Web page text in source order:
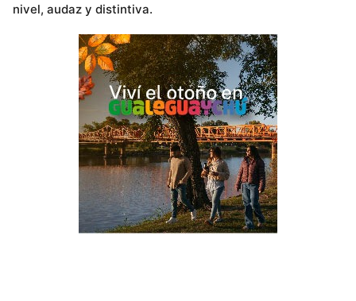
nivel, audaz y distintiva.